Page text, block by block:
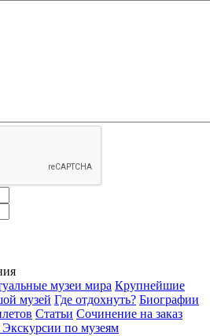
музеи мира Крупнейшие
музей Где отдохнуть? Биографии
Статьи Сочинение на заказ
по музеям